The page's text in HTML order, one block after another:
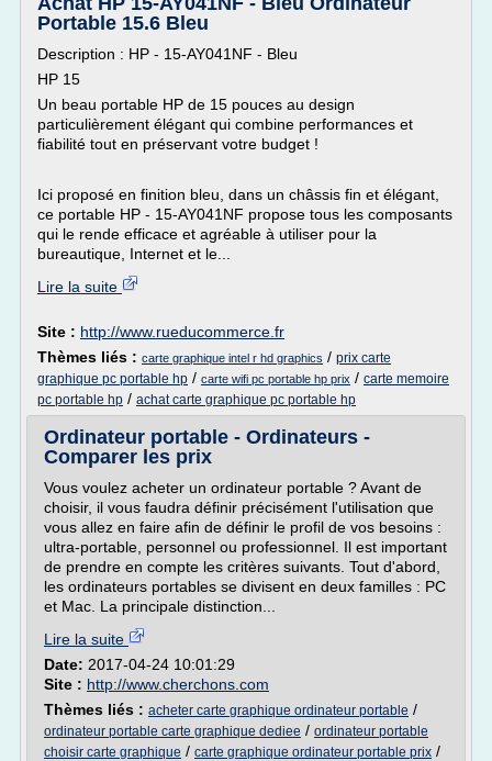
Portable 15.6 Bleu
Description : HP - 15-AY041NF - Bleu
HP 15
Un beau portable HP de 15 pouces au design
particulièrement élégant qui combine performances et
fiabilité tout en préservant votre budget !
Ici proposé en finition bleu, dans un châssis fin et élégant,
ce portable HP - 15-AY041NF propose tous les composants
qui le rende efficace et agréable à utiliser pour la
bureautique, Internet et le...
Lire la suite
Site : http://www.rueducommerce.fr
Thèmes liés : carte graphique intel r hd graphics / prix carte
graphique pc portable hp / carte wifi pc portable hp prix / carte memoire
pc portable hp / achat carte graphique pc portable hp
Ordinateur portable - Ordinateurs -
Comparer les prix
Vous voulez acheter un ordinateur portable ? Avant de
choisir, il vous faudra définir précisément l'utilisation que
vous allez en faire afin de définir le profil de vos besoins :
ultra-portable, personnel ou professionnel. Il est important
de prendre en compte les critères suivants. Tout d'abord,
les ordinateurs portables se divisent en deux familles : PC
et Mac. La principale distinction...
Lire la suite
Date: 2017-04-24 10:01:29
Site : http://www.cherchons.com
Thèmes liés : acheter carte graphique ordinateur portable /
ordinateur portable carte graphique dediee / ordinateur portable
choisir carte graphique / carte graphique ordinateur portable prix /